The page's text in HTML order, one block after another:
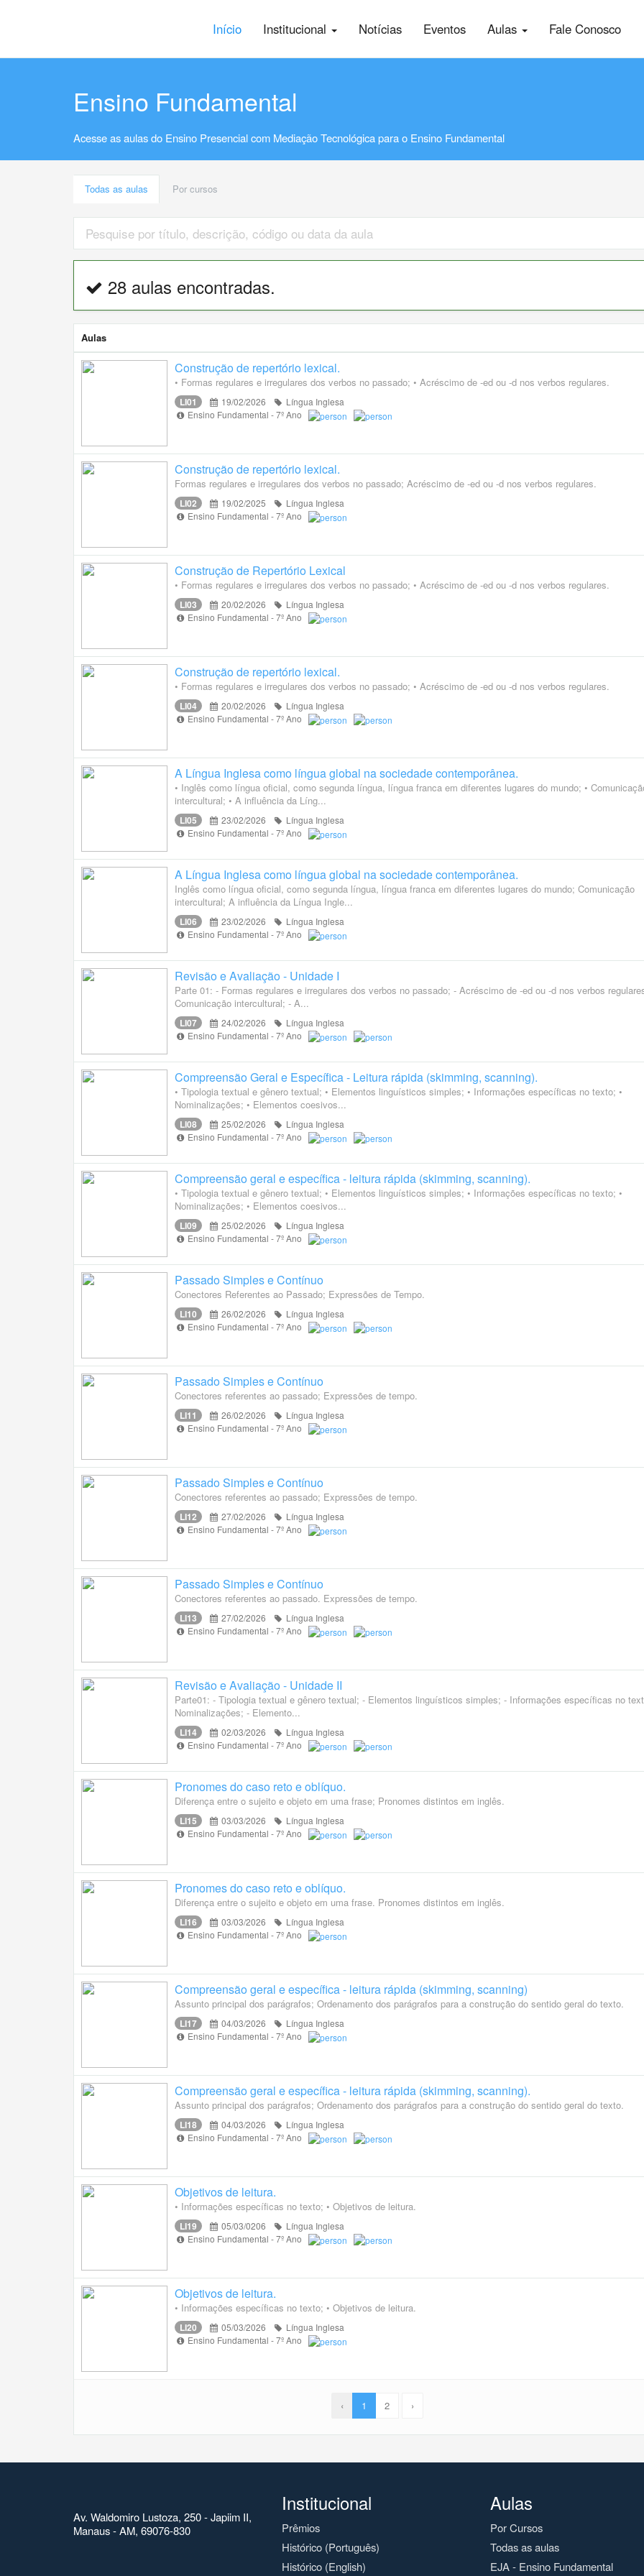
Início Institucional Notícias Eventos Aulas Fale Conosco
Ensino Fundamental
Acesse as aulas do Ensino Presencial com Mediação Tecnológica para o Ensino Fundamental
Todas as aulas Por cursos
28 aulas encontradas.
Aulas
Construção de repertório lexical.
• Formas regulares e irregulares dos verbos no passado; • Acréscimo de -ed ou -d nos verbos regulares.
LI01 19/02/2026
Língua Inglesa
Ensino Fundamental - 7º Ano
Construção de repertório lexical.
Formas regulares e irregulares dos verbos no passado; Acréscimo de -ed ou -d nos verbos regulares.
LI02 19/02/2025
Língua Inglesa
Ensino Fundamental - 7º Ano
Construção de Repertório Lexical
• Formas regulares e irregulares dos verbos no passado; • Acréscimo de -ed ou -d nos verbos regulares.
LI03 20/02/2026
Língua Inglesa
Ensino Fundamental - 7º Ano
Construção de repertório lexical.
• Formas regulares e irregulares dos verbos no passado; • Acréscimo de -ed ou -d nos verbos regulares.
LI04 20/02/2026
Língua Inglesa
Ensino Fundamental - 7º Ano
A Língua Inglesa como língua global na sociedade contemporânea.
• Inglês como língua oficial, como segunda língua, língua franca em diferentes lugares do mundo; •
intercultural; • A influência da Líng...
LI05 23/02/2026
Língua Inglesa
Ensino Fundamental - 7º Ano
A Língua Inglesa como língua global na sociedade contemporânea.
Inglês como língua oficial, como segunda língua, língua franca em diferentes lugares do mundo; Comunicação
intercultural; A influência da Língua Ingle...
LI06 23/02/2026
Língua Inglesa
Ensino Fundamental - 7º Ano
Revisão e Avaliação - Unidade I
Parte 01: - Formas regulares e irregulares dos verbos no passado; - Acréscimo de -ed ou -d nos verbos
Comunicação intercultural; - A...
LI07 24/02/2026
Língua Inglesa
Ensino Fundamental - 7º Ano
Compreensão Geral e Específica - Leitura rápida (skimming, scanning).
• Tipologia textual e gênero textual; • Elementos linguísticos simples; • Informações específicas no texto; •
Nominalizações; • Elementos coesivos...
LI08 25/02/2026
Língua Inglesa
Ensino Fundamental - 7º Ano
Compreensão geral e específica - leitura rápida (skimming, scanning).
• Tipologia textual e gênero textual; • Elementos linguísticos simples; • Informações específicas no texto; •
Nominalizações; • Elementos coesivos...
LI09 25/02/2026
Língua Inglesa
Ensino Fundamental - 7º Ano
Passado Simples e Contínuo
Conectores Referentes ao Passado; Expressões de Tempo.
LI10 26/02/2026
Língua Inglesa
Ensino Fundamental - 7º Ano
Passado Simples e Contínuo
Conectores referentes ao passado; Expressões de tempo.
LI11 26/02/2026
Língua Inglesa
Ensino Fundamental - 7º Ano
Passado Simples e Contínuo
Conectores referentes ao passado; Expressões de tempo.
LI12 27/02/2026
Língua Inglesa
Ensino Fundamental - 7º Ano
Passado Simples e Contínuo
Conectores referentes ao passado. Expressões de tempo.
LI13 27/02/2026
Língua Inglesa
Ensino Fundamental - 7º Ano
Revisão e Avaliação - Unidade II
Parte01: - Tipologia textual e gênero textual; - Elementos linguísticos simples; - Informações específicas no
Nominalizações; - Elemento...
LI14 02/03/2026
Língua Inglesa
Ensino Fundamental - 7º Ano
Pronomes do caso reto e oblíquo.
Diferença entre o sujeito e objeto em uma frase; Pronomes distintos em inglês.
LI15 03/03/2026
Língua Inglesa
Ensino Fundamental - 7º Ano
Pronomes do caso reto e oblíquo.
Diferença entre o sujeito e objeto em uma frase. Pronomes distintos em inglês.
LI16 03/03/2026
Língua Inglesa
Ensino Fundamental - 7º Ano
Compreensão geral e específica - leitura rápida (skimming, scanning)
Assunto principal dos parágrafos; Ordenamento dos parágrafos para a construção do sentido geral do texto.
LI17 04/03/2026
Língua Inglesa
Ensino Fundamental - 7º Ano
Compreensão geral e específica - leitura rápida (skimming, scanning).
Assunto principal dos parágrafos; Ordenamento dos parágrafos para a construção do sentido geral do texto.
LI18 04/03/2026
Língua Inglesa
Ensino Fundamental - 7º Ano
Objetivos de leitura.
• Informações específicas no texto; • Objetivos de leitura.
LI19 05/03/0206
Língua Inglesa
Ensino Fundamental - 7º Ano
Objetivos de leitura.
• Informações específicas no texto; • Objetivos de leitura.
LI20 05/03/2026
Língua Inglesa
Ensino Fundamental - 7º Ano
‹ 1 2 ›
Av. Waldomiro Lustoza, 250 - Japiim II,
Manaus - AM, 69076-830
Institucional
Prêmios
Histórico (Português)
Histórico (English)
Aulas
Por Cursos
Todas as aulas
EJA - Ensino Fundamental